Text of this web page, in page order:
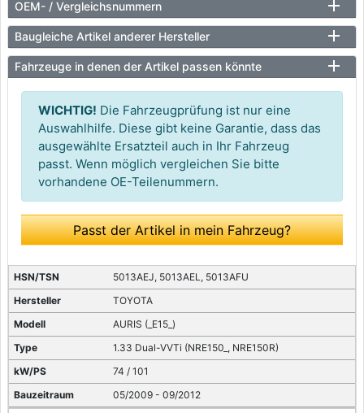
OEM- / Vergleichsnummern
Baugleiche Artikel anderer Hersteller
Fahrzeuge in denen der Artikel passen könnte
WICHTIG! Die Fahrzeugprüfung ist nur eine
Auswahlhilfe. Diese gibt keine Garantie, dass das
ausgewählte Ersatzteil auch in Ihr Fahrzeug
passt. Wenn möglich vergleichen Sie bitte
vorhandene OE-Teilenummern.
Passt der Artikel in mein Fahrzeug?
5013AEJ, 5013AEL, 5013AFU
TOYOTA
AURIS (_E15_)
1.33 Dual-VVTi (NRE150_, NRE150R)
74 / 101
05/2009 - 09/2012